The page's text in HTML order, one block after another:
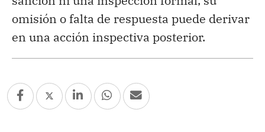
omisión o falta de respuesta puede derivar
en una acción inspectiva posterior.